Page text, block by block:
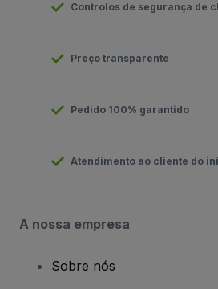
Controlos de segurança de
Preço transparente
Pedido 100% garantido
Atendimento ao cliente do
A nossa empresa
Sobre nós